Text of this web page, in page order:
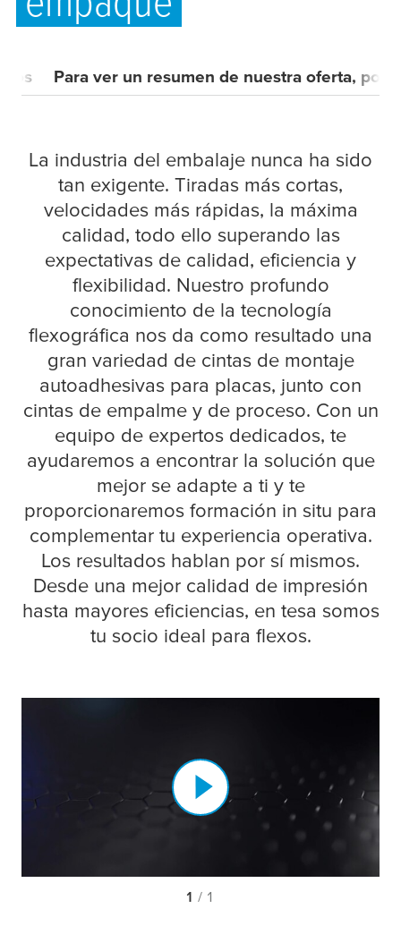
Para ver un resumen de nuestra oferta, por
La industria del embalaje nunca ha sido
tan exigente. Tiradas más cortas,
velocidades más rápidas, la máxima
calidad, todo ello superando las
expectativas de calidad, eficiencia y
flexibilidad. Nuestro profundo
conocimiento de la tecnología
flexográfica nos da como resultado una
gran variedad de cintas de montaje
autoadhesivas para placas, junto con
cintas de empalme y de proceso. Con un
equipo de expertos dedicados, te
ayudaremos a encontrar la solución que
mejor se adapte a ti y te
proporcionaremos formación in situ para
complementar tu experiencia operativa.
Los resultados hablan por sí mismos.
Desde una mejor calidad de impresión
hasta mayores eficiencias, en tesa somos
tu socio ideal para flexos.
1 / 1